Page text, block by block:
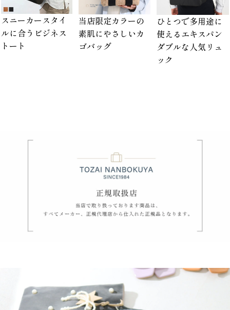
スニーカースタイ
ルに合うビジネス
トート
当店限定カラーの
素肌にやさしいカ
ゴバッグ
ひとつで多用途に
使えるエキスパン
ダブルな人気リュ
ック